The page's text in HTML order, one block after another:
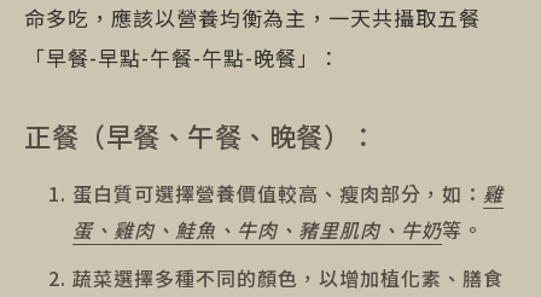
命多吃，應該以營養均衡為主，一天共攝取五餐
「早餐-早點-午餐-午點-晚餐」：
正餐（早餐、午餐、晚餐）：
蛋白質可選擇營養價值較高、瘦肉部分，如： 雞
蛋、雞肉、鮭魚、牛肉、豬里肌肉、牛奶等。
蔬菜選擇多種不同的顏色，以增加植化素、膳食